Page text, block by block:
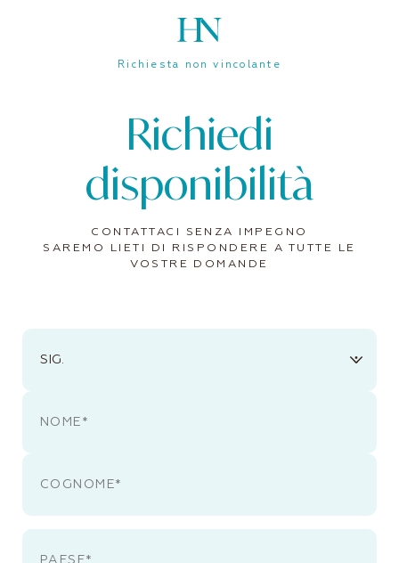
Richiesta non vincolante
Richiedi
disponibilità
CONTATTACI SENZA IMPEGNO
SAREMO LIETI DI RISPONDERE A TUTTE LE
VOSTRE DOMANDE